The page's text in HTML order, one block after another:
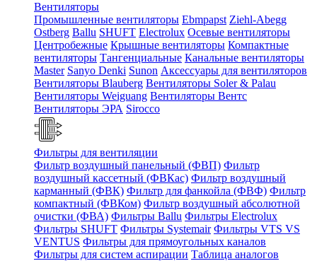
Вентиляторы
Промышленные вентиляторы Ebmpapst Ziehl-Abegg
Ostberg Ballu SHUFT Electrolux Осевые вентиляторы
Центробежные Крышные вентиляторы Компактные
вентиляторы Тангенциальные Канальные вентиляторы
Master Sanyo Denki Sunon Аксессуары для вентиляторов
Вентиляторы Blauberg Вентиляторы Soler & Palau
Вентиляторы Weiguang Вентиляторы Вентс
Вентиляторы ЭРА Sirocco
Фильтры для вентиляции
Фильтр воздушный панельный (ФВП) Фильтр
воздушный кассетный (ФВКас) Фильтр воздушный
карманный (ФВК) Фильтр для фанкойла (ФВФ) Фильтр
компактный (ФВКом) Фильтр воздушный абсолютной
очистки (ФВА) Фильтры Ballu Фильтры Electrolux
Фильтры SHUFT Фильтры Systemair Фильтры VTS VS
VENTUS Фильтры для прямоугольных каналов
Фильтры для систем аспирации Таблица аналогов